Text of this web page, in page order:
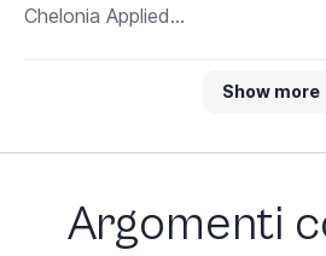
Chelonia Applied...
Show more
Argomenti